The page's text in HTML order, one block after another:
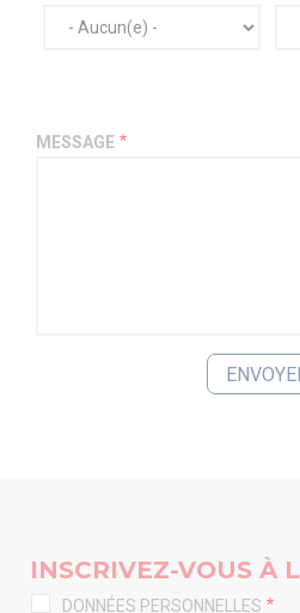
MESSAGE
INSCRIVEZ-VOUS À
DONNÉES PERSONNELLES